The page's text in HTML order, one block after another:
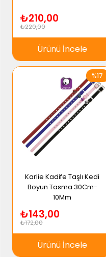
₺210,00
₺220,00
Ürünü İncele
Karlie Kadife Taşlı Kedi
Boyun Tasma 30Cm-
10Mm
₺143,00
₺172,00
Ürünü İncele
%17